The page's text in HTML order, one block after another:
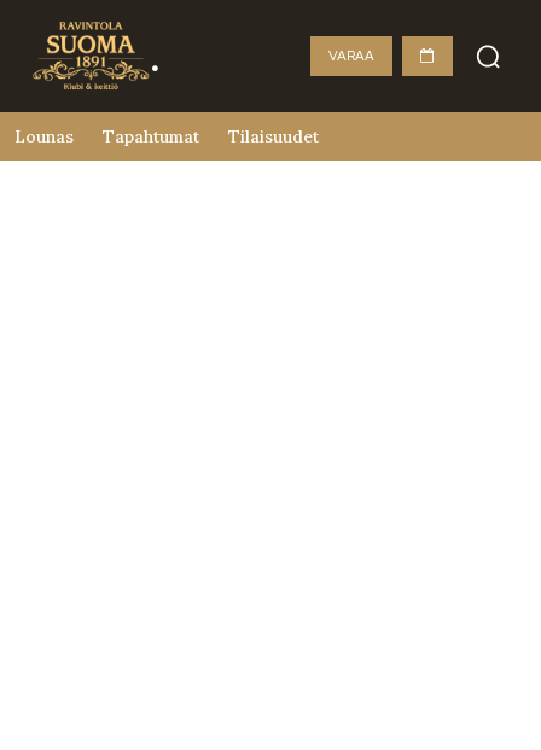
VARAA
Lounas Tapahtumat Tilaisuudet